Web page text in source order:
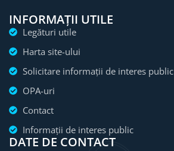
INFORMAȚII UTILE
Legături utile
Harta site-ului
Solicitare informații de interes public
OPA-uri
Contact
Informații de interes public
DATE DE CONTACT